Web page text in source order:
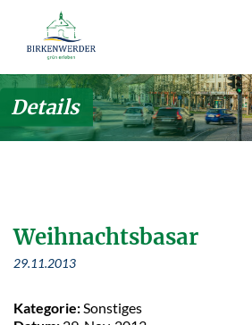
Zum Hauptinhalt springen
Details
Weihnachtsbasar
29.11.2013
Kategorie: Sonstiges